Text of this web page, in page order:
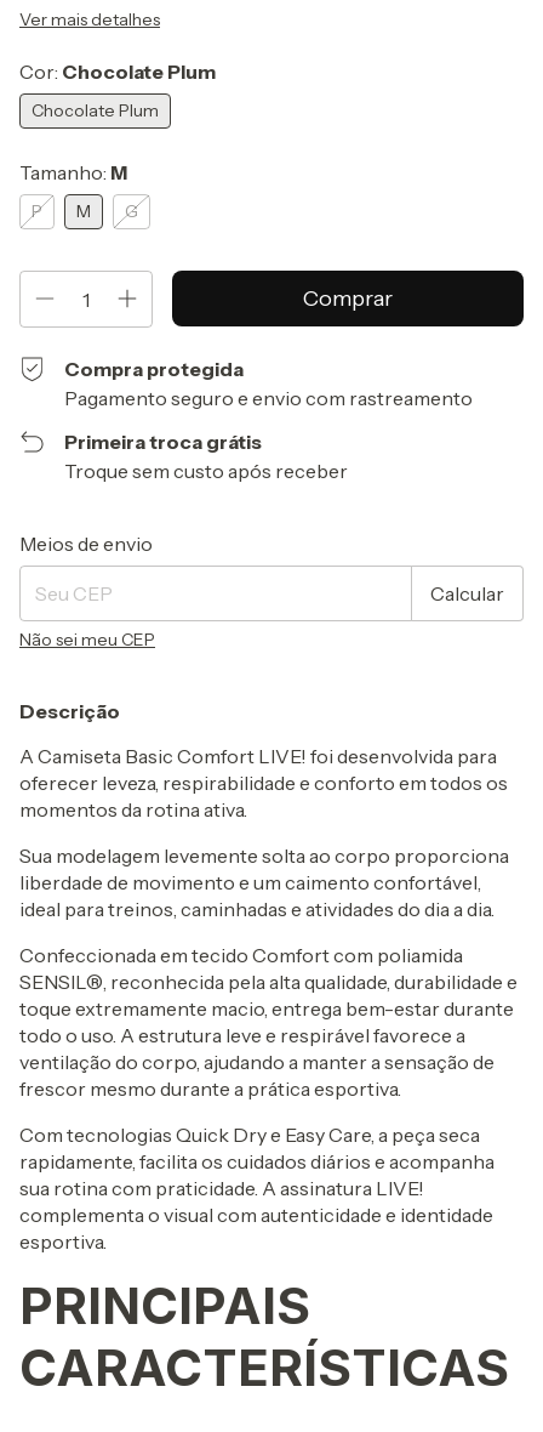
Ver mais detalhes
Cor: Chocolate Plum
Chocolate Plum
Tamanho: M
P M G
Compra protegida
Pagamento seguro e envio com rastreamento
Primeira troca grátis
Troque sem custo após receber
Entregas para o CEP:
Meios de envio
Calcular
Não sei meu CEP
Descrição
A Camiseta Basic Comfort LIVE! foi desenvolvida para
oferecer leveza, respirabilidade e conforto em todos os
momentos da rotina ativa.
Sua modelagem levemente solta ao corpo proporciona
liberdade de movimento e um caimento confortável,
ideal para treinos, caminhadas e atividades do dia a dia.
Confeccionada em tecido Comfort com poliamida
SENSIL®, reconhecida pela alta qualidade, durabilidade e
toque extremamente macio, entrega bem-estar durante
todo o uso. A estrutura leve e respirável favorece a
ventilação do corpo, ajudando a manter a sensação de
frescor mesmo durante a prática esportiva.
Com tecnologias Quick Dry e Easy Care, a peça seca
rapidamente, facilita os cuidados diários e acompanha
sua rotina com praticidade. A assinatura LIVE!
complementa o visual com autenticidade e identidade
esportiva.
PRINCIPAIS
CARACTERÍSTICAS